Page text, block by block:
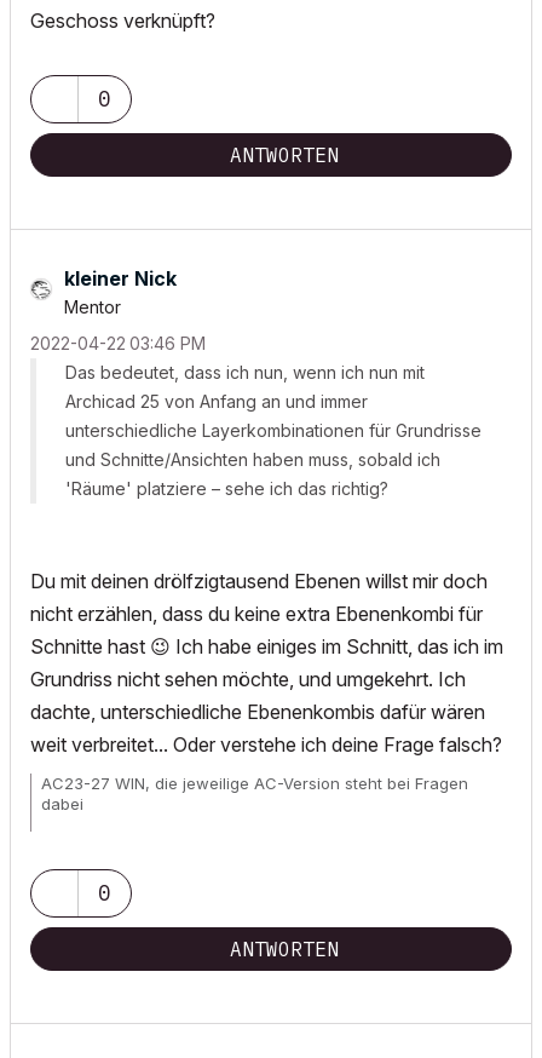
Geschoss verknüpft?
0
ANTWORTEN
kleiner Nick
Mentor
‎2022-04-22 03:46 PM
Das bedeutet, dass ich nun, wenn ich nun mit
Archicad 25 von Anfang an und immer
unterschiedliche Layerkombinationen für Grundrisse
und Schnitte/Ansichten haben muss, sobald ich
'Räume' platziere – sehe ich das richtig?
Du mit deinen drölfzigtausend Ebenen willst mir doch
nicht erzählen, dass du keine extra Ebenenkombi für
Schnitte hast 😉 Ich habe einiges im Schnitt, das ich im
Grundriss nicht sehen möchte, und umgekehrt. Ich
dachte, unterschiedliche Ebenenkombis dafür wären
weit verbreitet... Oder verstehe ich deine Frage falsch?
AC23-27 WIN, die jeweilige AC-Version steht bei Fragen
dabei
0
ANTWORTEN